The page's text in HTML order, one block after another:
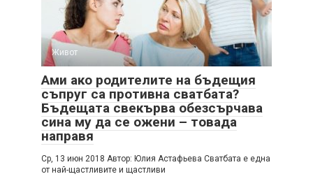
Живот
Ами ако родителите на бъдещия
съпруг са противна сватбата?
Бъдещата свекърва обезсърчава
сина му да се ожени – товада
направя
Cр, 13 июн 2018 Автор: Юлия Астафьева Cватбата е една
от най-щастливите и щастливи